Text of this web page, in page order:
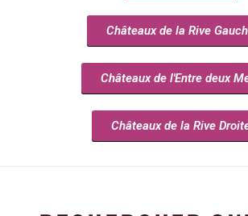
Châteaux de la Rive
Châteaux de l'Entre deux
Châteaux de la Rive